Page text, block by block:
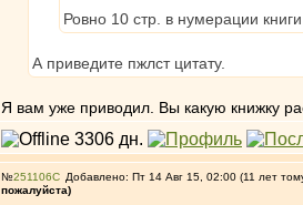
Ровно 10 стр. в нумерации
А приведите пжлст цитату.
Я вам уже приводил. Вы какую книжку
№251106
Добавлено: Пт 14 Авг 15, 02:00 (11 лет
пожалуйста)